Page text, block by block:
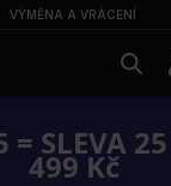
VÝMĚNA A VRÁCENÍ
= SLEVA
499 Kč